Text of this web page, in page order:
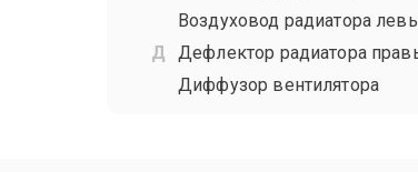
Воздуховод радиатора
Дефлектор радиатора
Диффузор вентилятора